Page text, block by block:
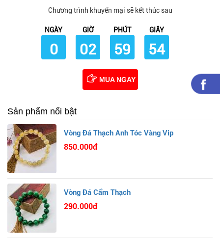
Chương trình khuyến mại sẽ kết thúc sau
NGÀY
0
GIỜ
02
PHÚT
59
GIÂY
53
MUA NGAY
Sản phẩm nổi bật
Vòng Đá Thạch Anh Tóc Vàng Vip
850.000đ
Vòng Đá Cẩm Thạch
290.000đ